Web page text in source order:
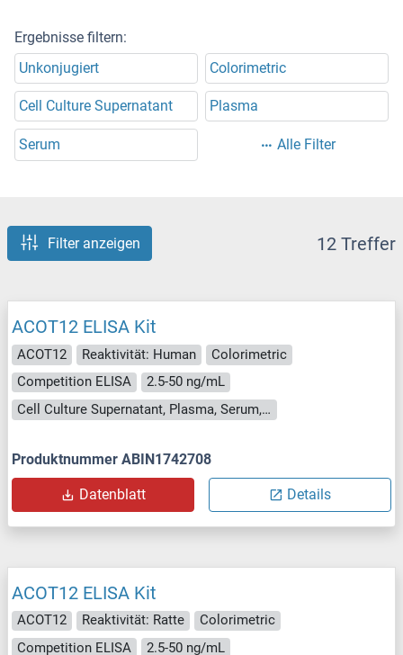
Ergebnisse filtern:
Unkonjugiert
Colorimetric
Cell Culture Supernatant Plasma
Serum Alle Filter
Filter anzeigen 12 Treffer
ACOT12 ELISA Kit
ACOT12 Reaktivität: Human
Colorimetric
Competition ELISA
2.5-50 ng/mL
Cell Culture Supernatant, Plasma, Serum, Tissue Homogenate
Produktnummer ABIN1742708
Datenblatt Details
ACOT12 ELISA Kit
ACOT12 Reaktivität: Ratte
Colorimetric
Competition ELISA
2.5-50 ng/mL